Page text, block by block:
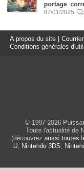
portage
07/01/2025
A propos du site
Conditions générales
© 1997-2026
Toute l'actualité de
(découvrez aussi toutes
U, Nintendo 3DS,